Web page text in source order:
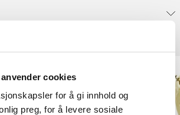
cookies
for å gi innhold og
preg, for å levere sosiale